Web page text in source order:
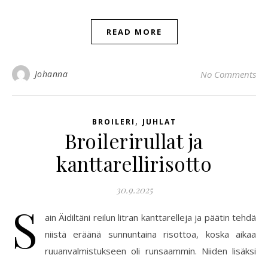
READ MORE
Johanna No Comments
BROILERI , JUHLAT
Broilerirullat ja
kanttarellirisotto
30.9.2025
S
ain Äidiltäni reilun litran kanttarelleja ja päätin tehdä
niistä eräänä sunnuntaina risottoa, koska aikaa
ruuanvalmistukseen oli runsaammin. Niiden lisäksi